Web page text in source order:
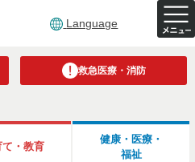
Language
救急医療・消防
て・教育
健康・医療・
福祉